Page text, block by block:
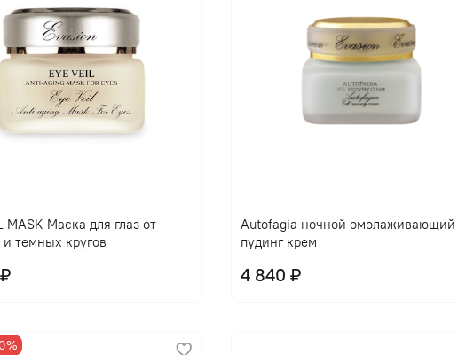
MASK Маска для глаз от
темных кругов
Autofagia ночной омолаживающий
пудинг крем
4 840 ₽